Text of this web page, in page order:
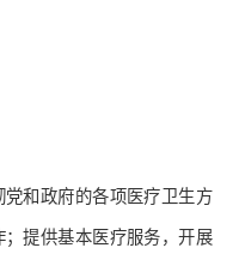
和政府的各项医疗卫生方
提供基本医疗服务，开展